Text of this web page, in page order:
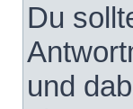
Du
und